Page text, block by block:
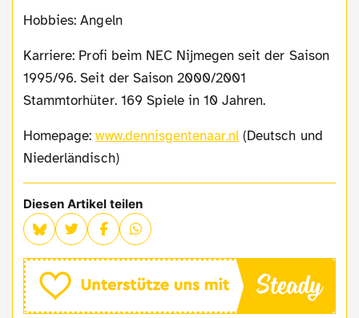
Hobbies: Angeln
Karriere: Profi beim NEC Nijmegen seit der Saison
1995/96. Seit der Saison 2000/2001
Stammtorhüter. 169 Spiele in 10 Jahren.
Homepage:www.dennisgentenaar.nl (Deutsch und
Niederländisch)
Diesen Artikel teilen